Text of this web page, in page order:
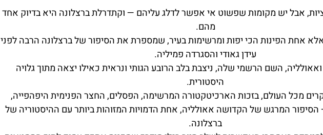
אבל יש מקומות שפשוט אי אפשר לדלג עליהם — וקתדרלת ברצלונה היא בדיוק אחד
מהם.
אלא אחת הפינות הכי יפות ומרשימות בעיר, שמספרת את הסיפור של ברצלונה הרבה לפני
עידן גאודי והסגרדה פמיליה.
השם הרשמי שלה, ניצבת בלב הרובע הגותי ונראית כאילו יצאה מתוך גלויה
היסטורית.
מכל העולם, בזכות הארכיטקטורה המרשימה, הפסלים, החצר הפנימית היפהפייה,
הסיפור המרגש של הקדושה אאולליה, אחת הדמויות המזוהות ביותר עם ההיסטוריה של
ברצלונה.